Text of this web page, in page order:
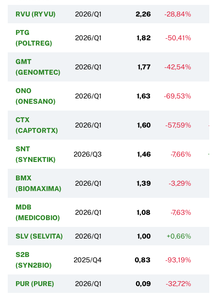
RVU (RYVU) 2026/Q1 2,26 -28,84%
PTG
(POLTREG)
2026/Q1 1,82 -50,41%
GMT
(GENOMTEC)
2026/Q1 1,77 -42,54%
ONO
(ONESANO)
2026/Q1 1,63 -69,53%
CTX
(CAPTORTX)
2026/Q1 1,60 -57,59% -
SNT
(SYNEKTIK)
2026/Q3 1,46 -7,66%
BMX
(BIOMAXIMA)
2026/Q1 1,39 -3,29%
MDB
(MEDICOBIO)
2026/Q1 1,08 -7,63%
SLV (SELVITA) 2026/Q1 1,00 +0,66%
S2B
(SYN2BIO)
2025/Q4 0,83 -93,19%
PUR (PURE) 2026/Q1 0,09 -32,72%